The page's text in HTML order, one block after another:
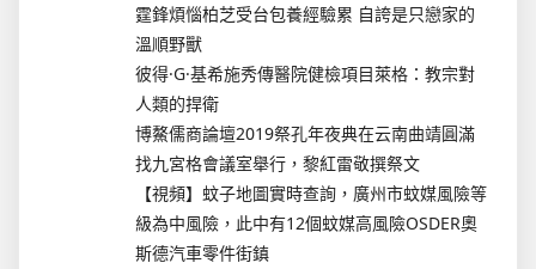
霆鋒煩惱柏芝受台包養經驗累 自誇是只戀家的
溫順野獸
彼得·G·基希施秀傳醫院健檢項目萊格：教宗對
人類的捍衛
博鰲儒商論壇2019祭孔年夜典在云南曲靖圓滿
找九宮格會議室舉行，黎紅雷敬撰祭文
【視頻】蚊子地圖實時查詢，廣州市蚊媒風險等
級為中風險，此中有12個蚊媒高風險OSDER奧
斯德汽車零件街鎮